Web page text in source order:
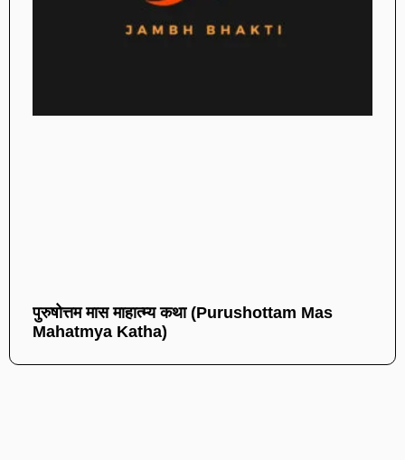
पुरुषोत्तम मास माहात्म्य कथा (Purushottam Mas
Mahatmya Katha)